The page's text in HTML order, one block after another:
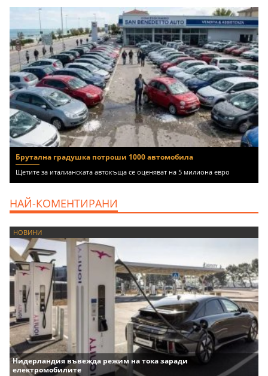
Брутална градушка потроши 1000 автомобила
Щетите за италианската автокъща се оценяват на 5 милиона евро
НАЙ-КОМЕНТИРАНИ
НОВИНИ
Нидерландия въвежда режим на тока заради
електромобилите